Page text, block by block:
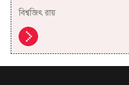
বিশ্বজিৎ রায়